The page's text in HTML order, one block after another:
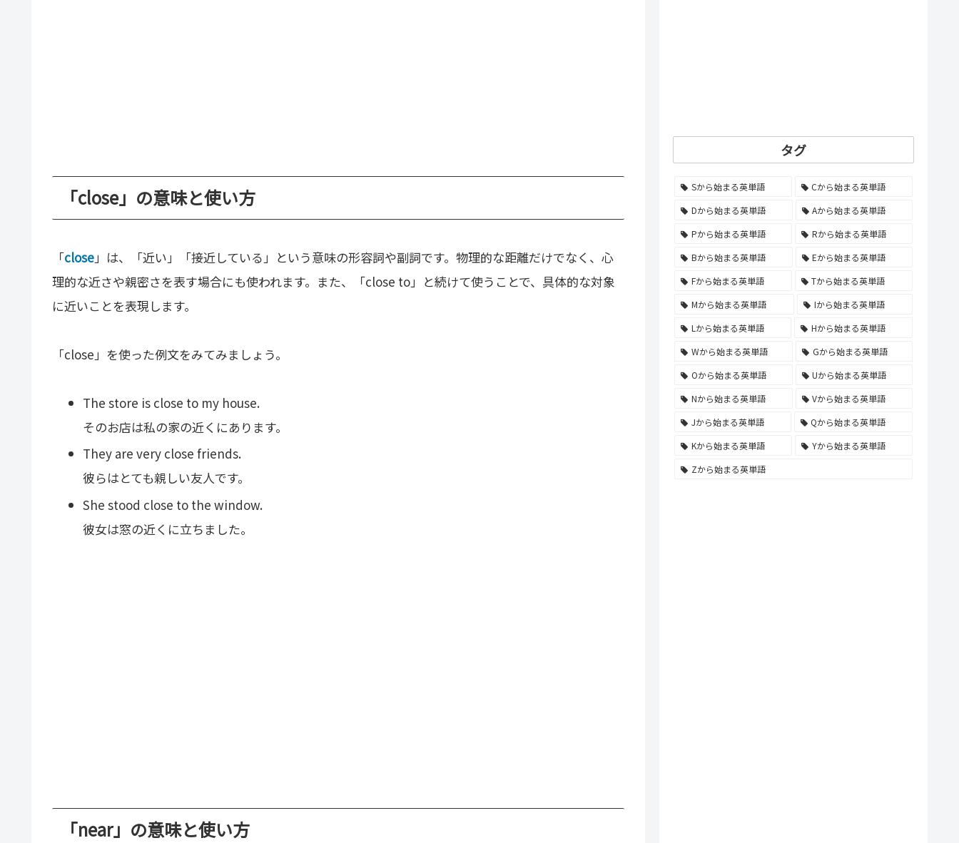
「close」の意味と使い方
「close」は、「近い」「接近している」という意味の形容詞や副詞です。物理的な距離だけでなく、心
理的な近さや親密さを表す場合にも使われます。また、「close to」と続けて使うことで、具体的な対象
に近いことを表現します。
「close」を使った例文をみてみましょう。
The store is close to my house.
そのお店は私の家の近くにあります。
They are very close friends.
彼らはとても親しい友人です。
She stood close to the window.
彼女は窓の近くに立ちました。
「near」の意味と使い方
タグ
Sから始まる英単語
Cから始まる英単語
Dから始まる英単語
Aから始まる英単語
Pから始まる英単語
Rから始まる英単語
Bから始まる英単語
Eから始まる英単語
Fから始まる英単語
Tから始まる英単語
Mから始まる英単語
Iから始まる英単語
Lから始まる英単語
Hから始まる英単語
Wから始まる英単語
Gから始まる英単語
Oから始まる英単語
Uから始まる英単語
Nから始まる英単語
Vから始まる英単語
Jから始まる英単語
Qから始まる英単語
Kから始まる英単語
Yから始まる英単語
Zから始まる英単語